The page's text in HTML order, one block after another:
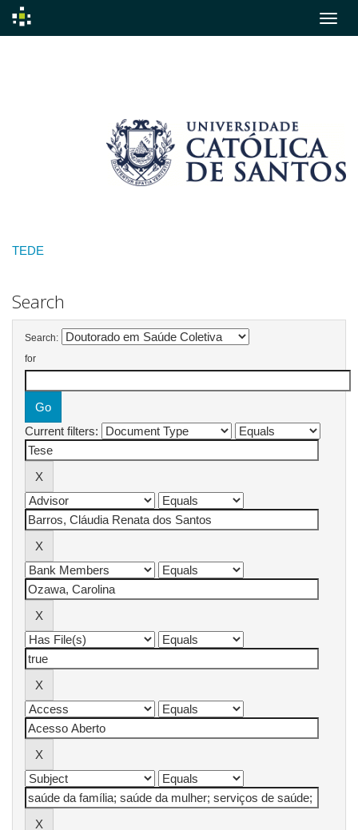
TEDE
Search
Search:
for
Current filters: